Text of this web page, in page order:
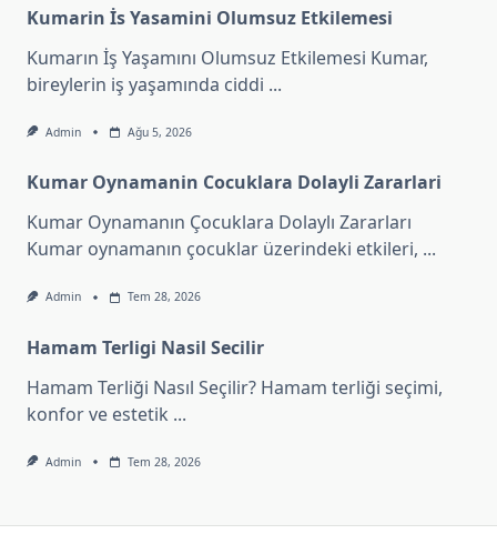
Kumarin İs Yasamini Olumsuz Etkilemesi
Kumarın İş Yaşamını Olumsuz Etkilemesi Kumar,
bireylerin iş yaşamında ciddi ...
Admin Ağu 5, 2026
Kumar Oynamanin Cocuklara Dolayli Zararlari
Kumar Oynamanın Çocuklara Dolaylı Zararları
Kumar oynamanın çocuklar üzerindeki etkileri, ...
Admin Tem 28, 2026
Hamam Terligi Nasil Secilir
Hamam Terliği Nasıl Seçilir? Hamam terliği seçimi,
konfor ve estetik ...
Admin Tem 28, 2026